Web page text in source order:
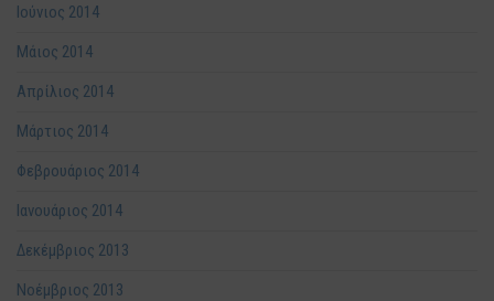
Ιούνιος 2014
Μάιος 2014
Απρίλιος 2014
Μάρτιος 2014
Φεβρουάριος 2014
Ιανουάριος 2014
Δεκέμβριος 2013
Νοέμβριος 2013